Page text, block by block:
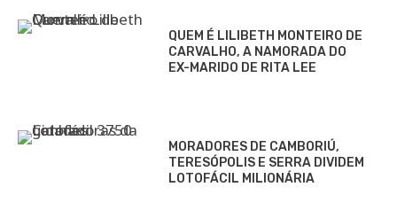
QUEM É LILIBETH MONTEIRO DE
CARVALHO, A NAMORADA DO
EX-MARIDO DE RITA LEE
MORADORES DE CAMBORIÚ,
TERESÓPOLIS E SERRA DIVIDEM
LOTOFÁCIL MILIONÁRIA